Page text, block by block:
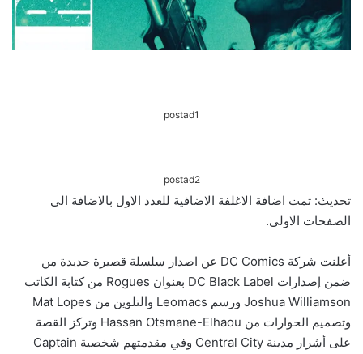
postad1
postad2
تحديث: تمت اضافة الاغلفة الاضافية للعدد الاول بالاضافة الى
الصفحات الاولى.
أعلنت شركة DC Comics عن اصدار سلسلة قصيرة جديدة من
ضمن إصدارات DC Black Label بعنوان Rogues من كتابة الكاتب
Joshua Williamson ورسم Leomacs والتلوين من Mat Lopes
وتصميم الحوارات من Hassan Otsmane-Elhaou وتركز القصة
على أشرار مدينة Central City وفي مقدمتهم شخصية Captain